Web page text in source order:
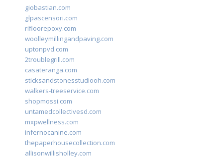
giobastian.com
glpascensori.com
rifloorepoxy.com
woolleymillingandpaving.com
uptonpvd.com
2troublegrill.com
casateranga.com
sticksandstonesstudiooh.com
walkers-treeservice.com
shopmossi.com
untamedcollectivesd.com
mxpwellness.com
infernocanine.com
thepaperhousecollection.com
allisonwillisholley.com